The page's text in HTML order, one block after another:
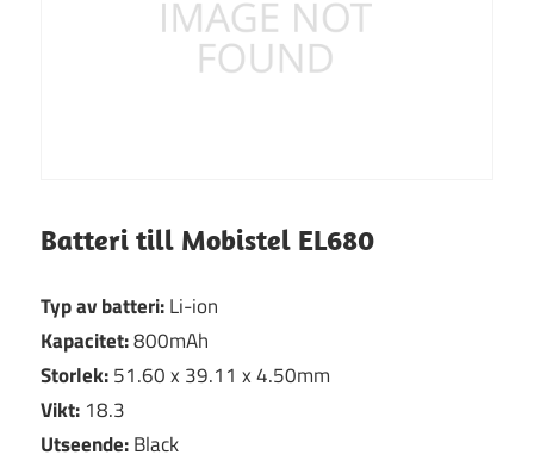
Batteri till Mobistel EL680
Typ av batteri:Li-ion
Kapacitet:800mAh
Storlek:51.60 x 39.11 x 4.50mm
Vikt: 18.3
Utseende:Black